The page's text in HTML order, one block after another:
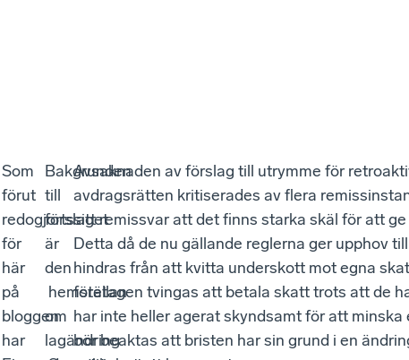
Som
förut
redogjorts
för
här
på
bloggen
har
Bakgrunden
till
förslaget
är
den
hemställan
om
lagändring
Avsaknaden av förslag till utrymme för
avdragsrätten kritiserades av flera
sitt remissvar att det finns starka skäl för att
Detta då de nu gällande reglerna ger upphov
hindras från att kvitta underskott mot egna
företagen tvingas att betala skatt trots att de
har inte heller agerat skyndsamt för att
bör beaktas att bristen har sin grund i en